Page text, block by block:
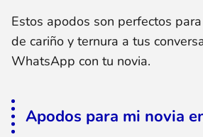
Estos apodos son perfectos
de cariño y ternura a tus
WhatsApp con tu novia.
Apodos para mi novia